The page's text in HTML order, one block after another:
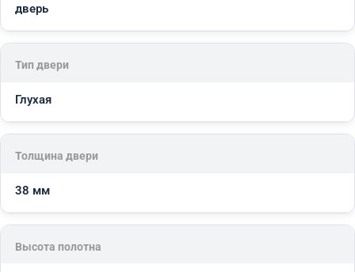
дверь
Тип двери
Глухая
Толщина двери
38 мм
Высота полотна